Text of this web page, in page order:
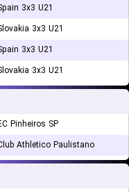
3x3 U21
3x3 U21
3x3 U21
3x3 U21
Pinheiros SP
Athletico Paulistano